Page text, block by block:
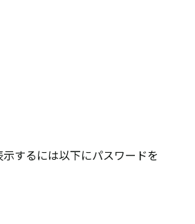
するには以下にパスワードを